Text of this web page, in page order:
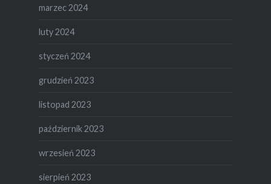
marzec 2024
luty 2024
styczeń 2024
grudzień 2023
listopad 2023
październik 2023
wrzesień 2023
sierpień 2023